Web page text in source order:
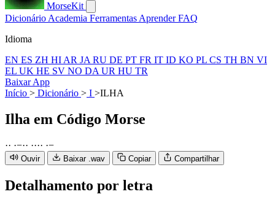
MorseKit
Dicionário Academia Ferramentas AprenderFAQ
Idioma
EN ES ZH HI AR JA RU DE PT FR IT ID KO PL CS TH BN VI
EL UK HE SV NO DA UR HU TR
Baixar App
Início > Dicionário > I >ILHA
Ilha em Código Morse
·· ·−·· ···· ·−
Ouvir Baixar .wav Copiar Compartilhar
Detalhamento por letra